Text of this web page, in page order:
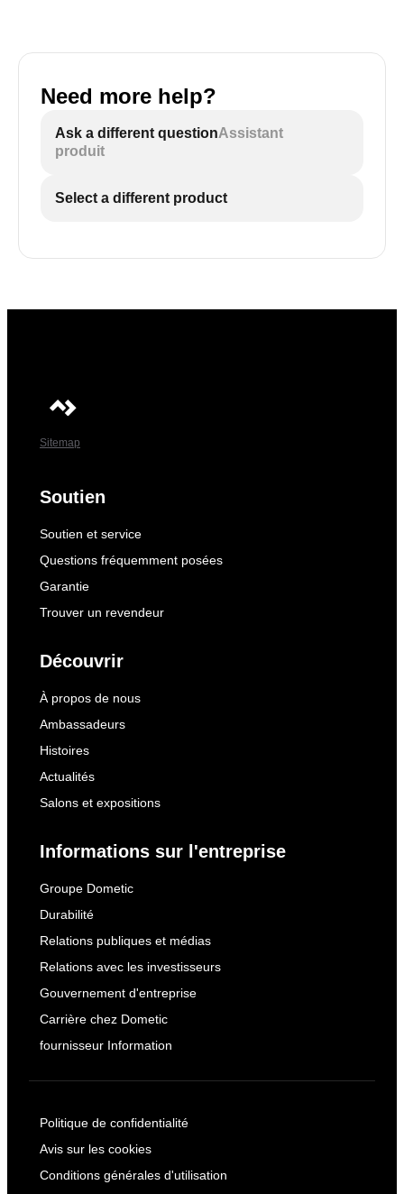
Need more help?
Ask a different questionAssistant
produit
Select a different product
Sitemap
Soutien
Soutien et service
Questions fréquemment posées
Garantie
Trouver un revendeur
Découvrir
À propos de nous
Ambassadeurs
Histoires
Actualités
Salons et expositions
Informations sur l'entreprise
Groupe Dometic
Durabilité
Relations publiques et médias
Relations avec les investisseurs
Gouvernement d'entreprise
Carrière chez Dometic
fournisseur Information
Politique de confidentialité
Avis sur les cookies
Conditions générales d'utilisation